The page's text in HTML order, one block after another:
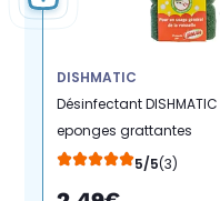
DISHMATIC
Désinfectant DISHMATIC
eponges grattantes
vertes x3
5/5(3)